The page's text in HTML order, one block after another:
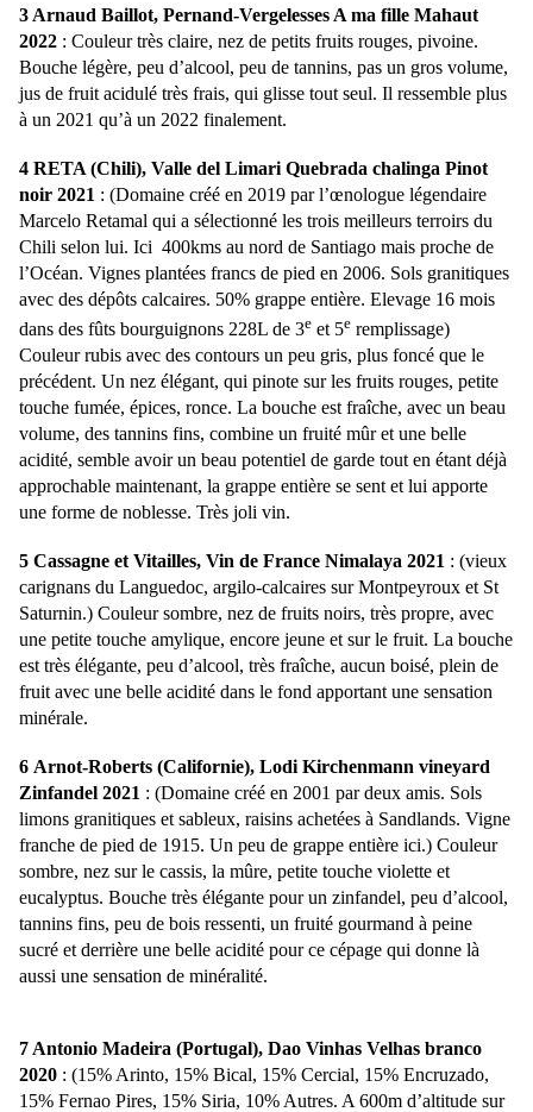
3 Arnaud Baillot, Pernand-Vergelesses A ma fille Mahaut
2022 : Couleur très claire, nez de petits fruits rouges, pivoine.
Bouche légère, peu d’alcool, peu de tannins, pas un gros volume,
jus de fruit acidulé très frais, qui glisse tout seul. Il ressemble plus
à un 2021 qu’à un 2022 finalement.
4 RETA (Chili), Valle del Limari Quebrada chalinga Pinot
noir 2021 : (Domaine créé en 2019 par l’œnologue légendaire
Marcelo Retamal qui a sélectionné les trois meilleurs terroirs du
Chili selon lui. Ici 400kms au nord de Santiago mais proche de
l’Océan. Vignes plantées francs de pied en 2006. Sols granitiques
avec des dépôts calcaires. 50% grappe entière. Elevage 16 mois
dans des fûts bourguignons 228L de 3e et 5e remplissage)
Couleur rubis avec des contours un peu gris, plus foncé que le
précédent. Un nez élégant, qui pinote sur les fruits rouges, petite
touche fumée, épices, ronce. La bouche est fraîche, avec un beau
volume, des tannins fins, combine un fruité mûr et une belle
acidité, semble avoir un beau potentiel de garde tout en étant déjà
approchable maintenant, la grappe entière se sent et lui apporte
une forme de noblesse. Très joli vin.
5 Cassagne et Vitailles, Vin de France Nimalaya 2021 : (vieux
carignans du Languedoc, argilo-calcaires sur Montpeyroux et St
Saturnin.) Couleur sombre, nez de fruits noirs, très propre, avec
une petite touche amylique, encore jeune et sur le fruit. La bouche
est très élégante, peu d’alcool, très fraîche, aucun boisé, plein de
fruit avec une belle acidité dans le fond apportant une sensation
minérale.
6 Arnot-Roberts (Californie), Lodi Kirchenmann vineyard
Zinfandel 2021 : (Domaine créé en 2001 par deux amis. Sols
limons granitiques et sableux, raisins achetées à Sandlands. Vigne
franche de pied de 1915. Un peu de grappe entière ici.) Couleur
sombre, nez sur le cassis, la mûre, petite touche violette et
eucalyptus. Bouche très élégante pour un zinfandel, peu d’alcool,
tannins fins, peu de bois ressenti, un fruité gourmand à peine
sucré et derrière une belle acidité pour ce cépage qui donne là
aussi une sensation de minéralité.
7 Antonio Madeira (Portugal), Dao Vinhas Velhas branco
2020 : (15% Arinto, 15% Bical, 15% Cercial, 15% Encruzado,
15% Fernao Pires, 15% Siria, 10% Autres. A 600m d’altitude sur